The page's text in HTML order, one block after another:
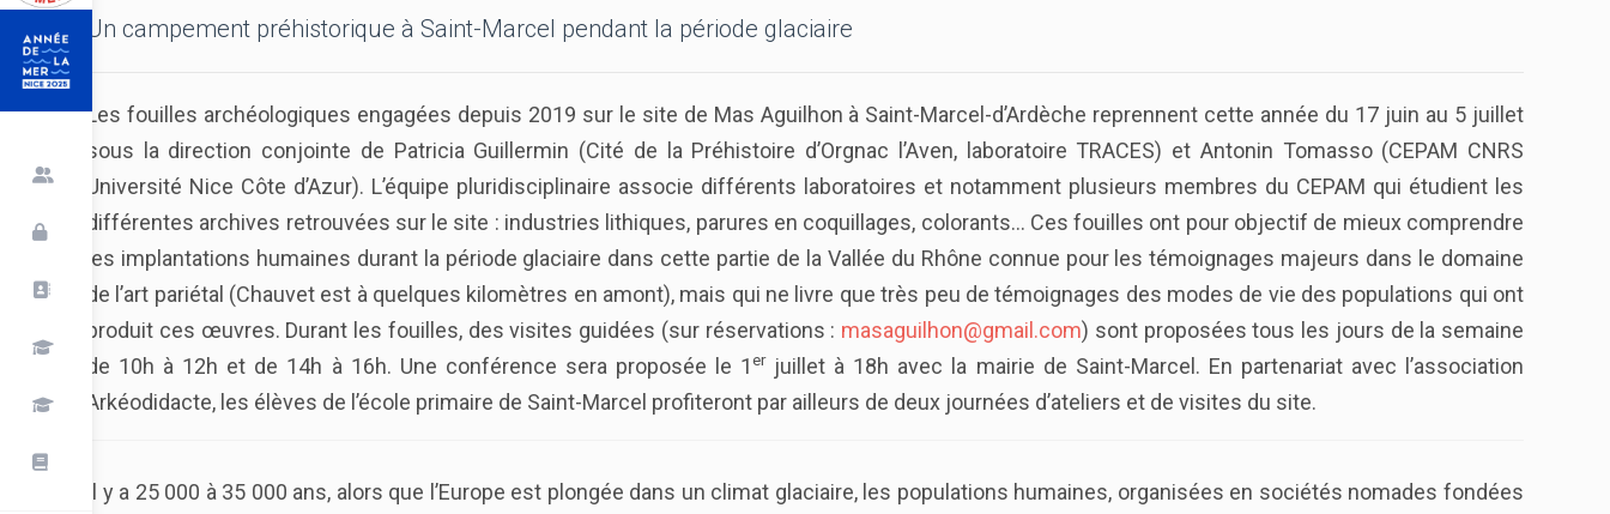
Un campement préhistorique à Saint-Marcel pendant la période glaciaire
Les fouilles archéologiques engagées depuis 2019 sur le site de Mas Aguilhon à Saint-Marcel-d’Ardèche reprennent cette année du 17 juin au 5 juillet
sous la direction conjointe de Patricia Guillermin (Cité de la Préhistoire d’Orgnac l’Aven, laboratoire TRACES) et Antonin Tomasso (CEPAM CNRS
Université Nice Côte d’Azur). L’équipe pluridisciplinaire associe différents laboratoires et notamment plusieurs membres du CEPAM qui étudient les
différentes archives retrouvées sur le site : industries lithiques, parures en coquillages, colorants… Ces fouilles ont pour objectif de mieux comprendre
les implantations humaines durant la période glaciaire dans cette partie de la Vallée du Rhône connue pour les témoignages majeurs dans le domaine
de l’art pariétal (Chauvet est à quelques kilomètres en amont), mais qui ne livre que très peu de témoignages des modes de vie des populations qui ont
produit ces œuvres. Durant les fouilles, des visites guidées (sur réservations : masaguilhon@gmail.com) sont proposées tous les jours de la semaine
de 10h à 12h et de 14h à 16h. Une conférence sera proposée le 1erjuillet à 18h avec la mairie de Saint-Marcel. En partenariat avec l’association
Arkéodidacte, les élèves de l’école primaire de Saint-Marcel profiteront par ailleurs de deux journées d’ateliers et de visites du site.
Il y a 25 000 à 35 000 ans, alors que l’Europe est plongée dans un climat glaciaire, les populations humaines, organisées en sociétés nomades fondées